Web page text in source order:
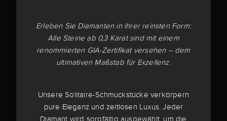
Erleben Sie Diamanten in ihrer reinsten Form:
Alle Steine ab 0,3 Karat sind mit einem
renommierten GIA-Zertifikat versehen – dem
ultimativen Maßstab für Exzellenz.
Unsere Solitaire-Schmuckstücke verkörpern
pure Eleganz und zeitlosen Luxus. Jeder
Diamant wird sorgfältig ausgewählt, um die